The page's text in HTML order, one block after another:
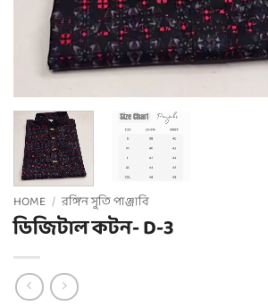
HOME / রঙ্গিন সুতি পাঞ্জাবি
ডিজিটাল কটন- D-3